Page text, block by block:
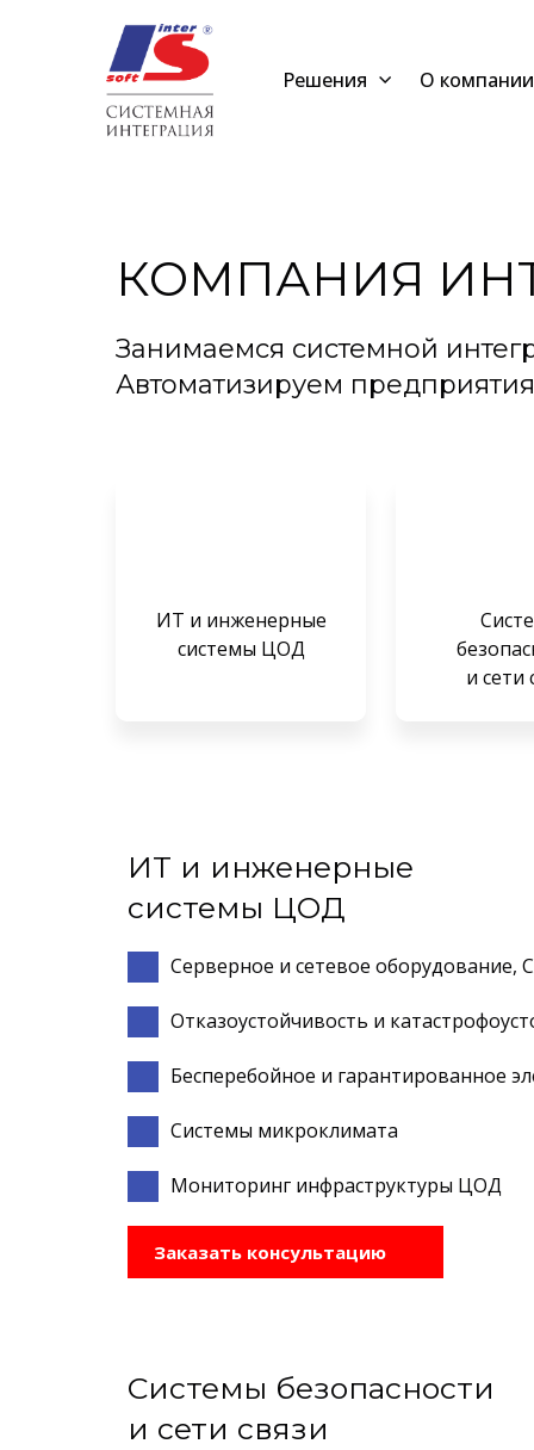
Решения О компании
КОМПАНИЯ
Занимаемся системной
Автоматизируем
ИТ и инженерные
системы ЦОД
и сети
ИТ и инженерные
системы ЦОД
Серверное и сетевое оборудование,
Отказоустойчивость и
Бесперебойное и гарантированное
Системы микроклимата
Мониторинг инфраструктуры ЦОД
Заказать консультацию
Системы безопасности
и сети связи